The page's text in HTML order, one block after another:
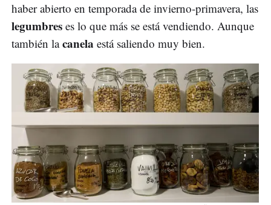
haber abierto en temporada de invierno-primavera, las
legumbres es lo que más se está vendiendo. Aunque
también lacanela está saliendo muy bien.